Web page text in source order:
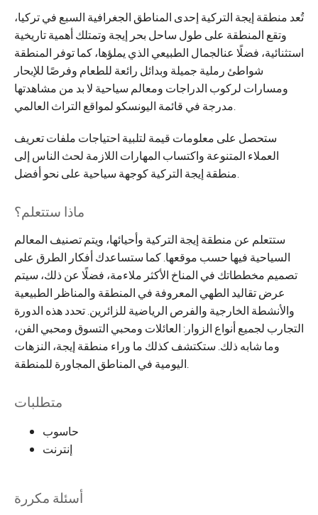
تُعد منطقة إيجة التركية إحدى المناطق الجغرافية السبع في تركيا،
وتقع المنطقة على طول ساحل بحر إيجة وتمتلك أهمية تاريخية
استثنائية، فضلًا عنالجمال الطبيعي الذي يملؤها، كما توفر المنطقة
شواطئ رملية جميلة وبدائل رائعة للطعام وفرصًا للإبحار
ومسارات لركوب الدراجات ومعالم سياحية لا بد من مشاهدتها
مدرجة في قائمة اليونسكو لمواقع التراث العالمي.
ستحصل على معلومات قيمة لتلبية احتياجات ملفات تعريف
العملاء المتنوعة واكتساب المهارات اللازمة لحث الناس إلى
منطقة إيجة التركية كوجهة سياحية على نحو أفضل.
ماذا ستتعلم؟
ستتعلم عن منطقة إيجة التركية وأحيائها، ويتم تصنيف المعالم
السياحية فيها حسب موقعها. كما ستساعدك أفكار الطرق على
تصميم مخططاتك في المناخ الأكثر ملاءمة، فضلًا عن ذلك، سيتم
عرض تقاليد الطهي المعروفة في المنطقة والمناظر الطبيعية
والأنشطة الخارجية والفرص الرياضية للزائرين. تحدد هذه الدورة
التجارب لجميع أنواع الزوار: العائلات ومحبي التسوق ومحبي الفن،
وما شابه ذلك. ستكتشف كذلك ما وراء منطقة إيجة، النزهات
اليومية في المناطق المجاورة للمنطقة.
متطلبات
حاسوب
إنترنت
أسئلة مكررة